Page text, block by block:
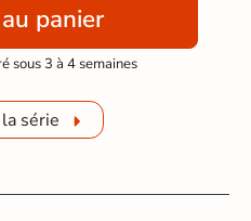
panier
sous 3 à 4 semaines
série